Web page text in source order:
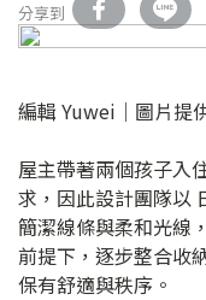
分享到
編輯 Yuwei｜圖片提
屋主帶著兩個孩子入
求，因此設計團隊以
簡潔線條與柔和光線
前提下，逐步整合收
保有舒適與秩序。